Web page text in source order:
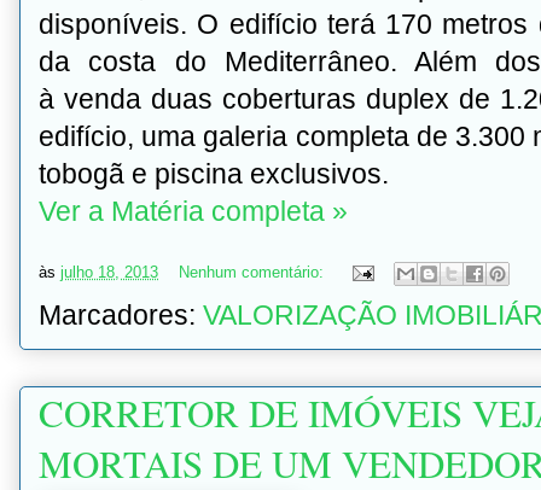
disponíveis. O edifício terá 170
da costa do Mediterrâneo. Além
à venda duas coberturas duplex de
edifício, uma galeria completa de
tobogã e piscina exclusivos.
Ver a Matéria completa »
às julho 18, 2013 Nenhum comentário:
Marcadores: VALORIZAÇÃO
CORRETOR DE IMÓVEIS
MORTAIS DE UM